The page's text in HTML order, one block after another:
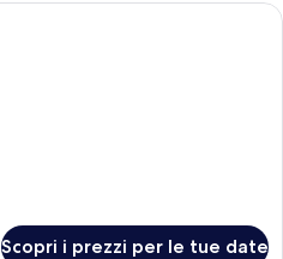
Una stanza con un letto, due
Scopri i prezzi per le tue date